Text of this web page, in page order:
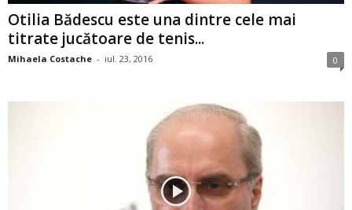
Otilia Bădescu este una dintre cele mai
titrate jucătoare de tenis...
Mihaela Costache - iul. 23, 2016 0